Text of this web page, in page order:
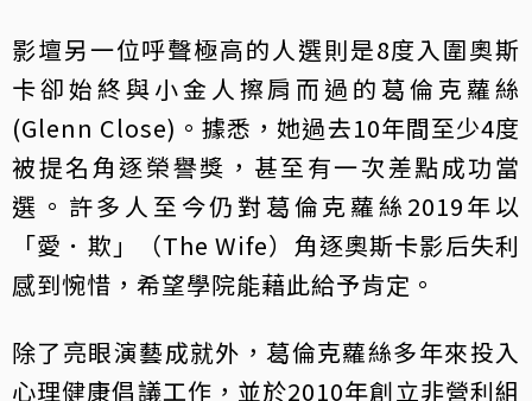
影壇另一位呼聲極高的人選則是8度入圍奧斯
卡卻始終與小金人擦肩而過的葛倫克蘿絲
(Glenn Close)。據悉，她過去10年間至少4度
被提名角逐榮譽獎，甚至有一次差點成功當
選。許多人至今仍對葛倫克蘿絲2019年以
「愛．欺」（The Wife）角逐奧斯卡影后失利
感到惋惜，希望學院能藉此給予肯定。
除了亮眼演藝成就外，葛倫克蘿絲多年來投入
心理健康倡議工作，並於2010年創立非營利組